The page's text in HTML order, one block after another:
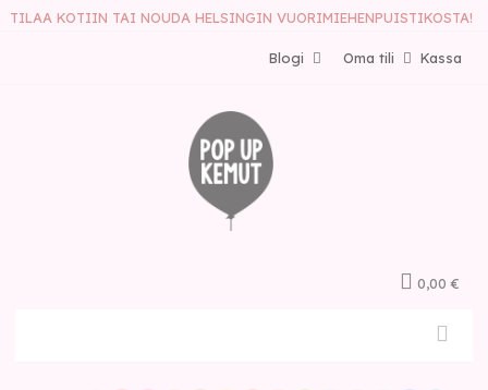
TILAA KOTIIN TAI NOUDA HELSINGIN VUORIMIEHENPUISTIKOSTA!
Kassa
Oma tili
Blogi
0,00 €